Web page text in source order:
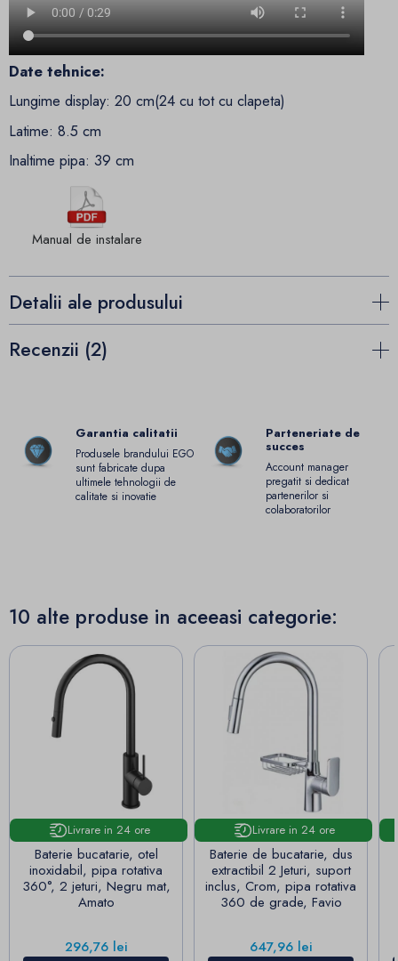
Date tehnice:
Lungime display: 20 cm(24 cu tot cu clapeta)
Latime: 8.5 cm
Inaltime pipa: 39 cm
Manual de instalare
Detalii ale produsului
Recenzii (2)
Garantia calitatii
Produsele brandului EGO
sunt fabricate dupa
ultimele tehnologii de
calitate si inovatie
Parteneriate de
succes
Account manager
pregatit si dedicat
partenerilor si
colaboratorilor
10 alte produse in aceeasi categorie:
Livrare in 24 ore
Baterie bucatarie, otel
inoxidabil, pipa rotativa
360°, 2 jeturi, Negru mat,
Amato
Pret
296,76 lei
Livrare in 24 ore
Baterie de bucatarie, dus
extractibil 2 Jeturi, suport
inclus, Crom, pipa rotativa
360 de grade, Favio
Pret
647,96 lei